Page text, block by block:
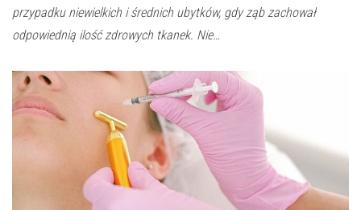
przypadku niewielkich i średnich ubytków, gdy ząb zachował
odpowiednią ilość zdrowych tkanek. Nie…